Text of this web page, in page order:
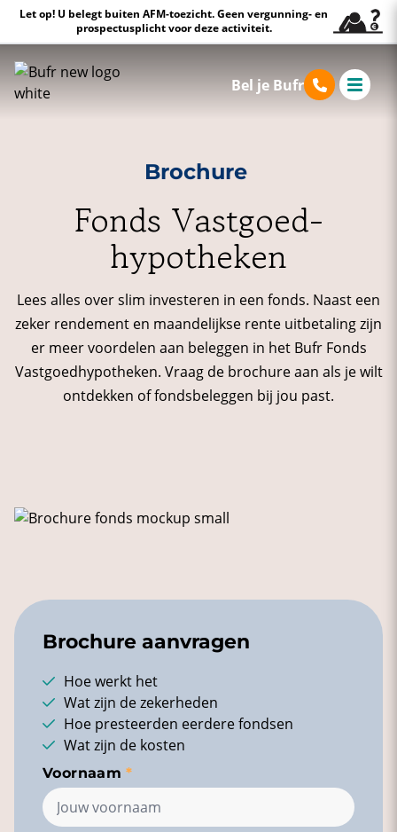
Let op! U belegt buiten AFM-toezicht. Geen vergunning- en
prospectusplicht voor deze activiteit.
Bel je Bufr
Brochure
Fonds Vastgoed­
hypotheken
Lees alles over slim investeren in een fonds. Naast een
zeker rendement en maandelijkse rente uitbetaling zijn
er meer voordelen aan beleggen in het Bufr Fonds
Vastgoedhypotheken. Vraag de brochure aan als je wilt
ontdekken of fondsbeleggen bij jou past.
Brochure aanvragen
Hoe werkt het
Wat zijn de zekerheden
Hoe presteerden eerdere fondsen
Wat zijn de kosten
Voornaam